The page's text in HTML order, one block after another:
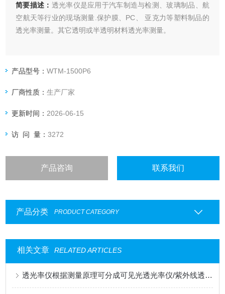
简要描述： 透光率仪是应用于汽车制造与检测、玻璃制品、航
空航天等行业的现场测量.保护膜、PC、 亚克力等塑料制品的
透光率测量。其它透明或半透明材料透光率测量。
产品型号：WTM-1500P6
厂商性质：生产厂家
更新时间： 2026-06-15
访 问 量：3272
产品咨询 联系我们
产品分类 PRODUCT CATEGORY
相关文章 RELATED ARTICLES
透光率仪根据测量原理可分成可见光透光率仪/紫外线透光率仪/雾度透光率仪